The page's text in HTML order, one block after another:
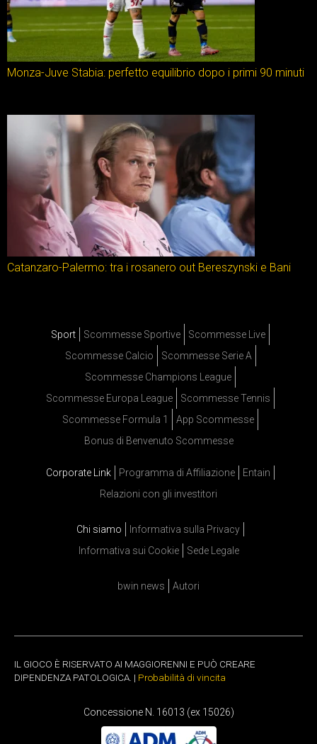
Monza-Juve Stabia: perfetto equilibrio dopo i primi 90 minuti
Catanzaro-Palermo: tra i rosanero out Bereszynski e Bani
Sport Scommesse Sportive
Scommesse Live
Scommesse Calcio
Scommesse Serie A
Scommesse Champions League
Scommesse Europa League
Scommesse Tennis
Scommesse Formula 1
App Scommesse
Bonus di Benvenuto Scommesse
Corporate Link Programma di Affiliazione
Entain
Relazioni con gli investitori
Chi siamo
Informativa sulla Privacy
Informativa sui Cookie
Sede Legale
bwin news Autori
IL GIOCO È RISERVATO AI MAGGIORENNI E PUÒ CREARE
DIPENDENZA PATOLOGICA. | Probabilità di vincita
Concessione N. 16013 (ex 15026)